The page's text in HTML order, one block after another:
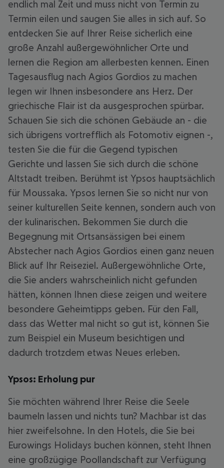
endlich mal Zeit und muss nicht von Termin zu
Termin eilen und saugen Sie alles in sich auf. So
entdecken Sie auf Ihrer Reise sicherlich eine
große Anzahl außergewöhnlicher Orte und
lernen die Region am allerbesten kennen. Einen
Tagesausflug nach Agios Gordios zu machen
legen wir Ihnen insbesondere ans Herz. Der
griechische Flair ist da ausgesprochen spürbar.
Schauen Sie sich die schönen Gebäude an - die
sich übrigens vortrefflich als Fotomotiv eignen -,
testen Sie die für die Gegend typischen
Gerichte und lassen Sie sich durch die schöne
Altstadt treiben. Berühmt ist Ypsos hauptsächlich
für Moussaka. Ypsos lernen Sie so nicht nur von
seiner kulturellen Seite kennen, sondern auch von
der kulinarischen. Bekommen Sie durch die
Begegnung mit Ortsansässigen bei einem
Abstecher nach Agios Gordios einen ganz neuen
Blick auf Ihr Reiseziel. Außergewöhnliche Orte,
die Sie anders wahrscheinlich nicht gefunden
hätten, können Ihnen diese zeigen und weitere
besondere Geheimtipps geben. Für den Fall,
dass das Wetter mal nicht so gut ist, können Sie
zum Beispiel ein Museum besichtigen und
dadurch trotzdem etwas Neues erleben.
Ypsos: Erholung pur
Sie möchten während Ihrer Reise die Seele
baumeln lassen und nichts tun? Machbar ist das
hier zweifelsohne. In den Hotels, die Sie bei
Eurowings Holidays buchen können, steht Ihnen
eine großzügige Poollandschaft zur Verfügung